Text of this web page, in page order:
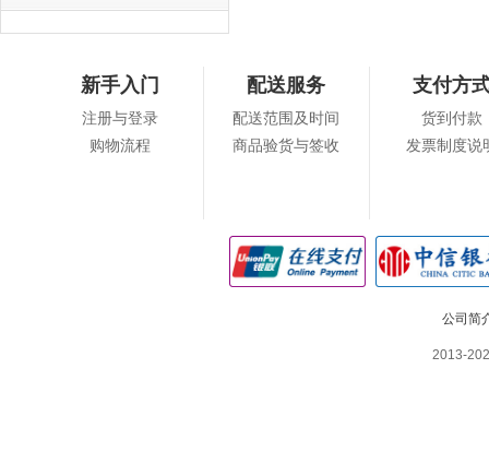
新手入门
注册与登录
购物流程
配送服务
配送范围及时间
商品验货与签收
支付方
货到付款
发票制度说
公司简
2013-